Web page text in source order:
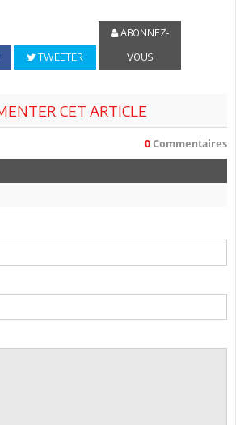
TWEETER
ABONNEZ-
VOUS
CET ARTICLE
0 Commentaires